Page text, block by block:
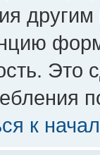
другим
Это
к